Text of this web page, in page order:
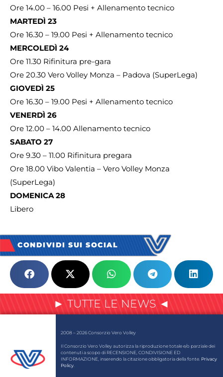
Ore 14.00 – 16.00 Pesi + Allenamento tecnico
MARTEDÌ 23
Ore 16.30 – 19.00 Pesi + Allenamento tecnico
MERCOLEDÌ 24
Ore 11.30 Rifinitura pre-gara
Ore 20.30 Vero Volley Monza – Padova (SuperLega)
GIOVEDÌ 25
Ore 16.30 – 19.00 Pesi + Allenamento tecnico
VENERDÌ 26
Ore 12.00 – 14.00 Allenamento tecnico
SABATO 27
Ore 9.30 – 11.00 Rifinitura pregara
Ore 18.00 Vibo Valentia – Vero Volley Monza
(SuperLega)
DOMENICA 28
Libero
CONDIVIDI SUI SOCIAL
► TUTTE LE NEWS ◄
2008 – 2026 Consorzio Vero Volley
Il Consorzio Vero Volley autorizza la riproduzione totale e/o parziale dei
contenuti a scopo di RECENSIONE, CONDIVISIONE ED
INFORMAZIONE, inserendo la citazione obbligatoria della fonte. Privacy
Policy